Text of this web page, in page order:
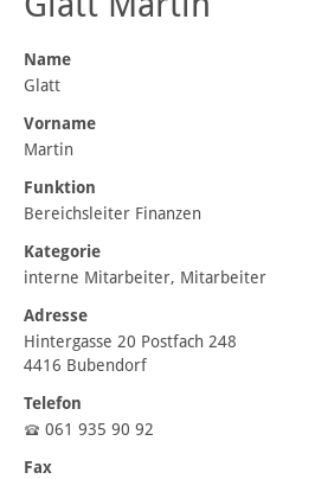
Name
Glatt
Vorname
Martin
Funktion
Bereichsleiter Finanzen
Kategorie
interne Mitarbeiter, Mitarbeiter
Adresse
Hintergasse 20 Postfach 248
4416 Bubendorf
Telefon
061 935 90 92
Fax